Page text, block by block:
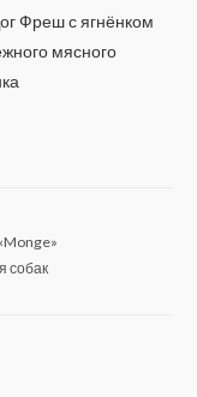
Фреш с ягнёнком
мясного
собак